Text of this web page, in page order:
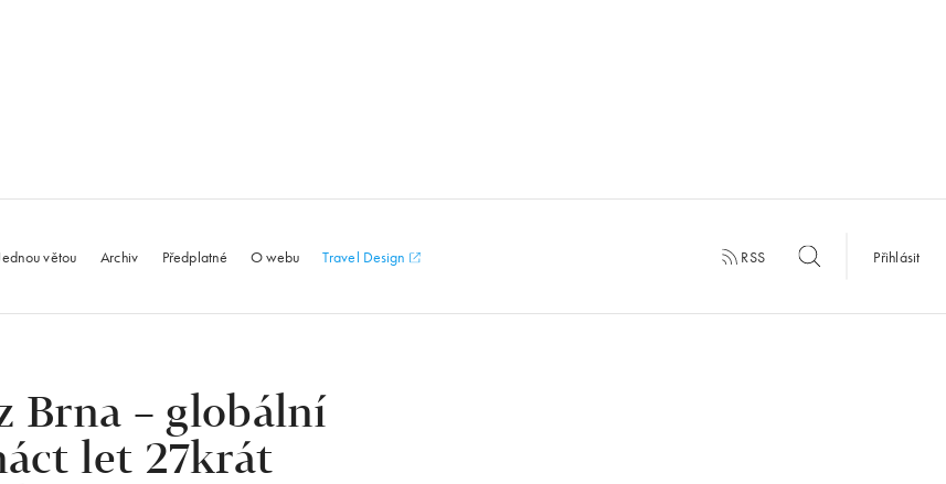
větou Archiv Předplatné O webu Travel Design RSS Přihlásit
Brna – globální
let 27krát